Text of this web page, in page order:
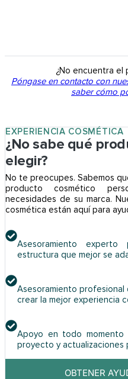
¿No encuentra el
Póngase en contacto con
saber cómo
EXPERIENCIA COSMÉTICA
¿No sabe qué
elegir?
No te preocupes. Sabemos
producto cosmético
necesidades de su marca.
cosmética están aquí para
Asesoramiento
estructura que mejor se
Asesoramiento
crear la mejor experiencia
Apoyo en todo momento
proyecto y actualizaciones
OBTENER